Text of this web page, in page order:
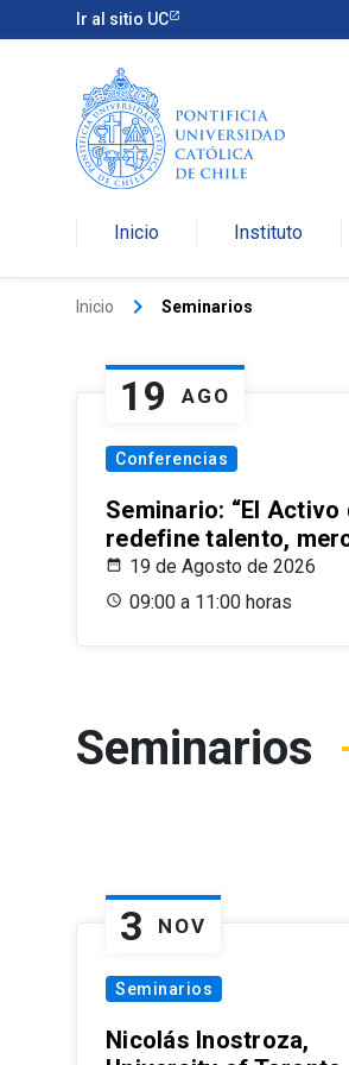
Ir al sitio UC
Inicio Instituto
Inicio keyboard_arrow_right Seminarios
19 AGO
Conferencias
Seminario: “El
redefine talento,
19 de Agosto de 2026
09:00 a 11:00 horas
Seminarios
3 NOV
Seminarios
Nicolás Inostroza,